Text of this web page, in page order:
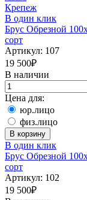
Крепеж
В один клик
Брус Обрезной
сорт
Артикул: 107
19 500₽
В наличии
Цена для:
юр.лицо
физ.лицо
В корзину
В один клик
Брус Обрезной
сорт
Артикул: 102
19 500₽